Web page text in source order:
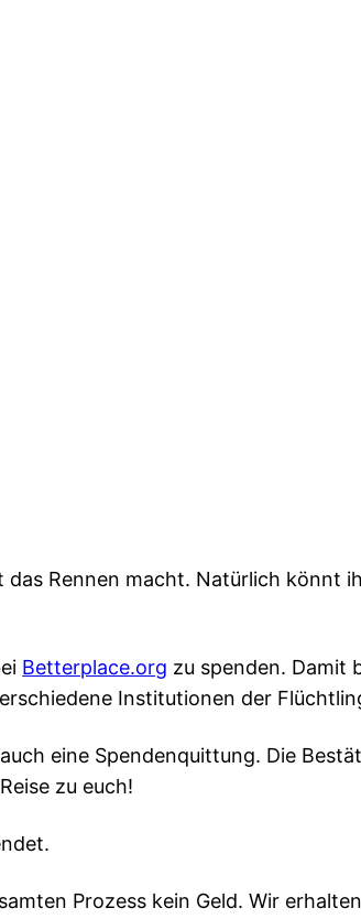
Rennen macht. Natürlich könnt
Betterplace.org zu spenden. Damit
Institutionen der
eine Spendenquittung. Die
zu euch!
Prozess kein Geld. Wir